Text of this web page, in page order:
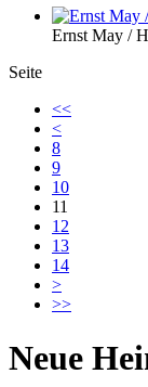
Ernst May /
Seite
<<
<
8
9
10
11
12
13
14
>
>>
Neue